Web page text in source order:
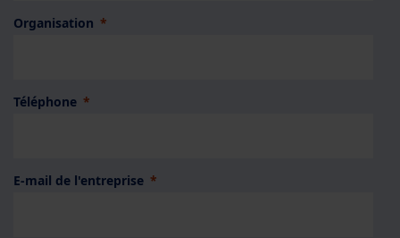
Organisation
Téléphone
E-mail de l'entreprise